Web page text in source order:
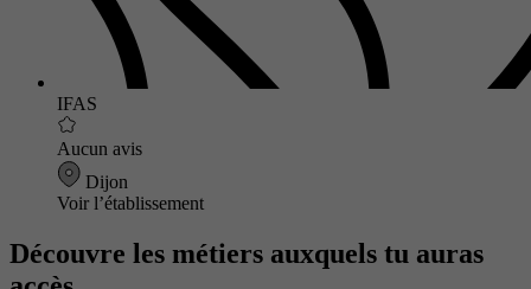
IFAS
Aucun avis
Dijon
Voir l’établissement
Découvre les métiers auxquels tu auras